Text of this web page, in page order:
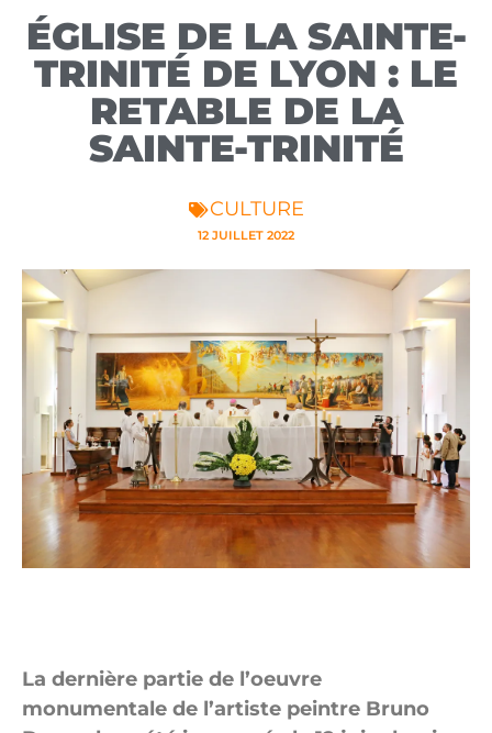
ÉGLISE DE LA SAINTE-
TRINITÉ DE LYON : LE
RETABLE DE LA
SAINTE-TRINITÉ
CULTURE
12 JUILLET 2022
La dernière partie de l’oeuvre
monumentale de l’artiste peintre Bruno